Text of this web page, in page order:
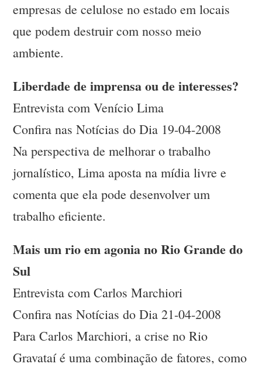
empresas de celulose no estado em locais
que podem destruir com nosso meio
ambiente.
Liberdade de imprensa ou de interesses?
Entrevista com Venício Lima
Confira nas Notícias do Dia 19-04-2008
Na perspectiva de melhorar o trabalho
jornalístico, Lima aposta na mídia livre e
comenta que ela pode desenvolver um
trabalho eficiente.
Mais um rio em agonia no Rio Grande do
Sul
Entrevista com Carlos Marchiori
Confira nas Notícias do Dia 21-04-2008
Para Carlos Marchiori, a crise no Rio
Gravataí é uma combinação de fatores, como